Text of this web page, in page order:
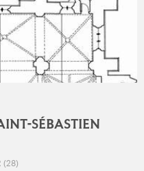
SÉBASTIEN
(28)